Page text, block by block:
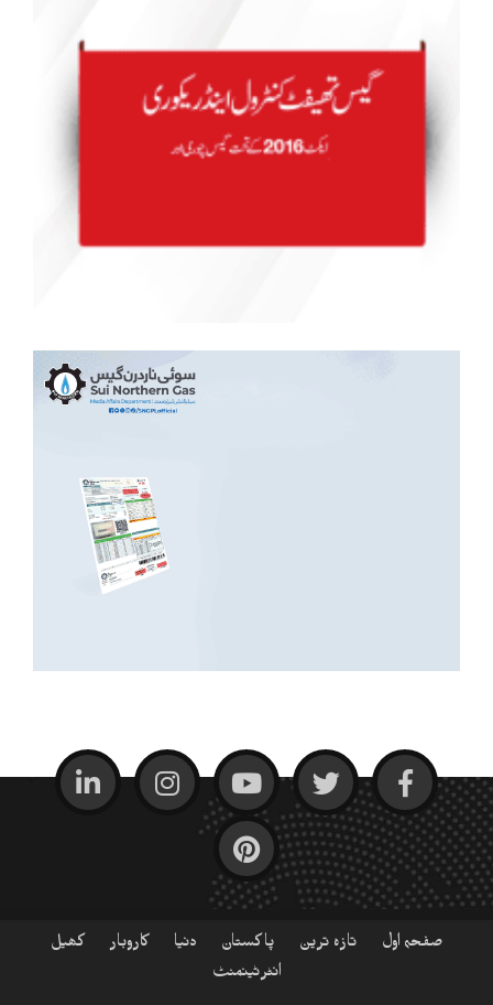
صفحہ اول تازہ ترین پاکستان دنیا کاروبار
کھیل
انٹرٹینمنٹ